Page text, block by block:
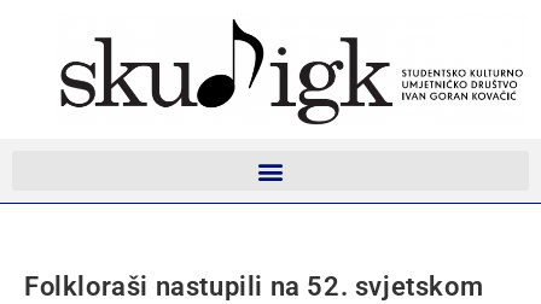
Folkloraši nastupili na 52. svjetskom